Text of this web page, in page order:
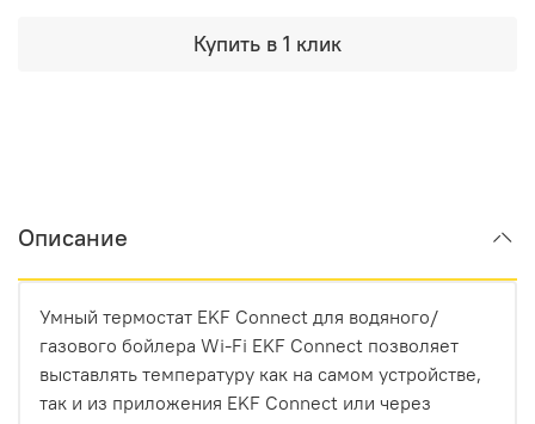
Купить в 1 клик
Описание
Умный термостат EKF Connect для водяного/
газового бойлера Wi-Fi EKF Connect позволяет
выставлять температуру как на самом устройстве,
так и из приложения EKF Connect или через